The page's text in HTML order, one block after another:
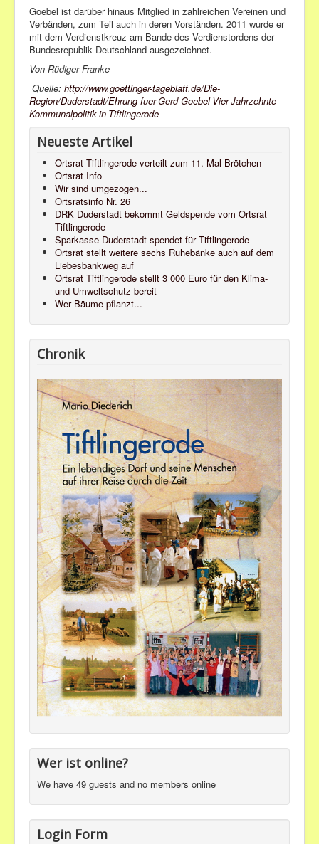
Goebel ist darüber hinaus Mitglied in zahlreichen Vereinen und
Verbänden, zum Teil auch in deren Vorständen. 2011 wurde er
mit dem Verdienstkreuz am Bande des Verdienstordens der
Bundesrepublik Deutschland ausgezeichnet.
Von Rüdiger Franke
Quelle: http://www.goettinger-tageblatt.de/Die-
Region/Duderstadt/Ehrung-fuer-Gerd-Goebel-Vier-Jahrzehnte-
Kommunalpolitik-in-Tiftlingerode
Neueste Artikel
Ortsrat Tiftlingerode verteilt zum 11. Mal Brötchen
Ortsrat Info
Wir sind umgezogen...
Ortsratsinfo Nr. 26
DRK Duderstadt bekommt Geldspende vom Ortsrat
Tiftlingerode
Sparkasse Duderstadt spendet für Tiftlingerode
Ortsrat stellt weitere sechs Ruhebänke auch auf dem
Liebesbankweg auf
Ortsrat Tiftlingerode stellt 3 000 Euro für den Klima-
und Umweltschutz bereit
Wer Bäume pflanzt...
Chronik
Wer ist online?
We have 49 guests and no members online
Login Form